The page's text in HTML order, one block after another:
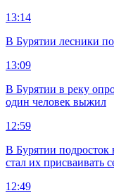
13:14
В Бурятии лесники
13:09
В Бурятии в реку
один человек выжил
12:59
В Бурятии подросток
стал их присваивать
12:49